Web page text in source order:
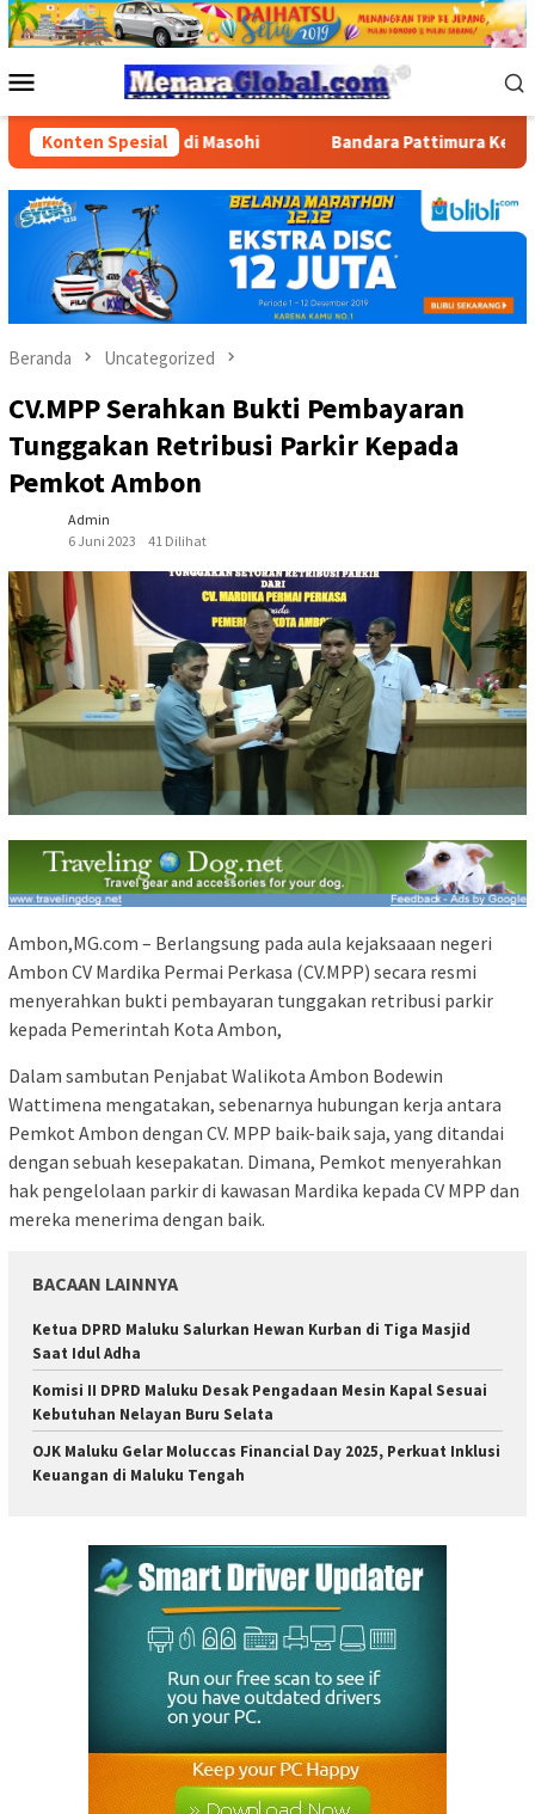
Loncat
ke
Mobile
Konten Spesial
BBM di Masohi Bandara Pattimura Kenalkan Dunia
Beranda Uncategorized
CV.MPP Serahkan Bukti Pembayaran
Tunggakan Retribusi Parkir Kepada
Pemkot Ambon
Admin
6 Juni 2023
41 Dilihat
Ambon,MG.com – Berlangsung pada aula kejaksaaan negeri
Ambon CV Mardika Permai Perkasa (CV.MPP) secara resmi
menyerahkan bukti pembayaran tunggakan retribusi parkir
kepada Pemerintah Kota Ambon,
Dalam sambutan Penjabat Walikota Ambon Bodewin
Wattimena mengatakan, sebenarnya hubungan kerja antara
Pemkot Ambon dengan CV. MPP baik-baik saja, yang ditandai
dengan sebuah kesepakatan. Dimana, Pemkot menyerahkan
hak pengelolaan parkir di kawasan Mardika kepada CV MPP dan
mereka menerima dengan baik.
BACAAN LAINNYA
Ketua DPRD Maluku Salurkan Hewan Kurban di Tiga Masjid
Saat Idul Adha
Komisi II DPRD Maluku Desak Pengadaan Mesin Kapal Sesuai
Kebutuhan Nelayan Buru Selata
OJK Maluku Gelar Moluccas Financial Day 2025, Perkuat Inklusi
Keuangan di Maluku Tengah